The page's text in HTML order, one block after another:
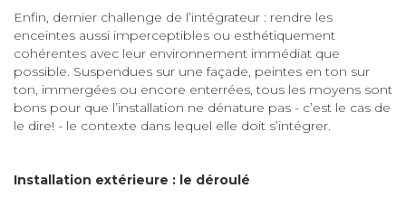
Enfin, dernier challenge de l’intégrateur : rendre les
enceintes aussi imperceptibles ou esthétiquement
cohérentes avec leur environnement immédiat que
possible. Suspendues sur une façade, peintes en ton sur
ton, immergées ou encore enterrées, tous les moyens sont
bons pour que l’installation ne dénature pas - c’est le cas de
le dire! - le contexte dans lequel elle doit s’intégrer.
Installation extérieure : le déroulé